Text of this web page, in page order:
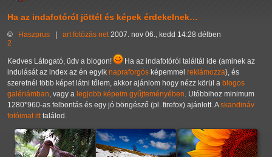
Ha az indafotóról jöttél és képek érdekelnek…
© Haszprus art fotózás net 2007. nov 06., kedd 14:28 délben
2
Kedves Látogató, üdv a blogon!
Ha az indafotóról találtál ide (aminek az
indulását az index az én egyik napraforgós képemmel reklámozza), és
szeretnél több képet látni tőlem, akkor ajánlom hogy nézz körül a blogos
galériámban, vagy a legjobb képeim gyűjteményében. Utóbbihoz minimum
1280*960-as felbontás és egy jó böngésző (pl. firefox) ajánlott. Askandináv
fotóimat itttalálod.